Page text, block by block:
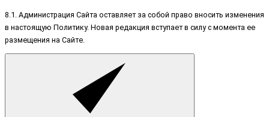
8.1. Администрация Сайта оставляет за собой право вносить изменения
в настоящую Политику. Новая редакция вступает в силу с момента ее
размещения на Сайте.